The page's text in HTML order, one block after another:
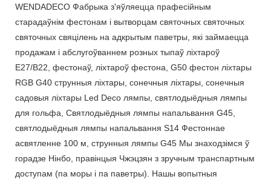
WENDADECO Фабрыка з'яўляецца прафесійным
старадаўнім фестонам і вытворцам святочных святочных
святочных свяцілень на адкрытым паветры, які займаецца
продажам і абслугоўваннем розных тыпаў ліхтароў
E27/B22, фестонаў, ліхтароў фестона, G50 фестон ліхтары
RGB G40 струнныя ліхтары, сонечныя ліхтары, сонечныя
садовыя ліхтары Led Deco лямпы, святлодыёдныя лямпы
для гольфа, Святлодыёдныя лямпы напальвання G45,
святлодыёдныя лямпы напальвання S14 Фестоннае
асвятленне 100 м, струнныя лямпы G45 Мы знаходзімся ў
горадзе Нінбо, правінцыя Чжэцзян з зручным транспартным
доступам (па моры і па паветры). Нашы вопытныя